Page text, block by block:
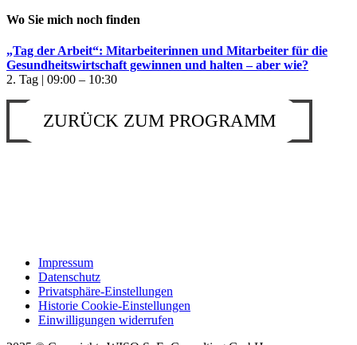
Wo Sie mich noch finden
„Tag der Arbeit“: Mitarbeiterinnen und Mitarbeiter für die
Gesundheitswirtschaft gewinnen und halten – aber wie?
2. Tag | 09:00 – 10:30
ZURÜCK ZUM PROGRAMM
Impressum
Datenschutz
Privatsphäre-Einstellungen
Historie Cookie-Einstellungen
Einwilligungen widerrufen